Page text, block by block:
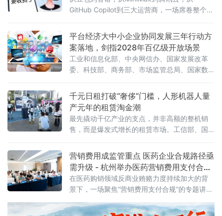
GitHub Copilot到三大运营商，一场席卷整个AI
时代"最后的残垣。《人民日报》今日刊发读者
点题文章，直指核心之问：大模型收费，合理
吗？答案藏在一组令人咋舌的数字里。一、账
单爆发：日均140万亿
平台经济大中小企业协同发展三年行动方
案落地，剑指2028年百亿级开放场景
工业和信息化部、中央网信办、国家发展改革
委、科技部、商务部、市场监管总局、国家数
业协同发展行动方案（2026—2028年）》（工
信部联信管〔2026〕119号），以系统性制度
设计打通大中小企业融通堵点，为平台经济转
型升级按下"加速键"。关键数据亮眼：三批清
单、百个试点、六十个场景方案明确，到2028
千元日租打破“奢侈”门槛，人形机器人量
产元年的租赁淘金潮
最先撬动千亿产业的支点，并非高额的整机销
售，而是爆发式增长的租赁市场。工信部、国
2026年度人形机器人与具身智能实
营销费用成监管重点 医药企业合规路径亟
需升级 - 杭州举办医药营销费用支付合规
专题讲座
在医药购销领域反商业贿赂力度持续加大的背
景下，一场聚焦“营销费用支付合规”的专题讲座
近日在杭州举行。来自医药研发、生产、流通
及合规服务等产业链各环节的50余位企业代